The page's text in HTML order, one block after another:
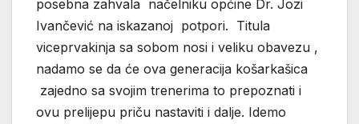
posebna zahvala načelniku općine Dr. Jozi
Ivančević na iskazanoj potpori. Titula
viceprvakinja sa sobom nosi i veliku obavezu ,
nadamo se da će ova generacija košarkašica
zajedno sa svojim trenerima to prepoznati i
ovu prelijepu priču nastaviti i dalje. Idemo